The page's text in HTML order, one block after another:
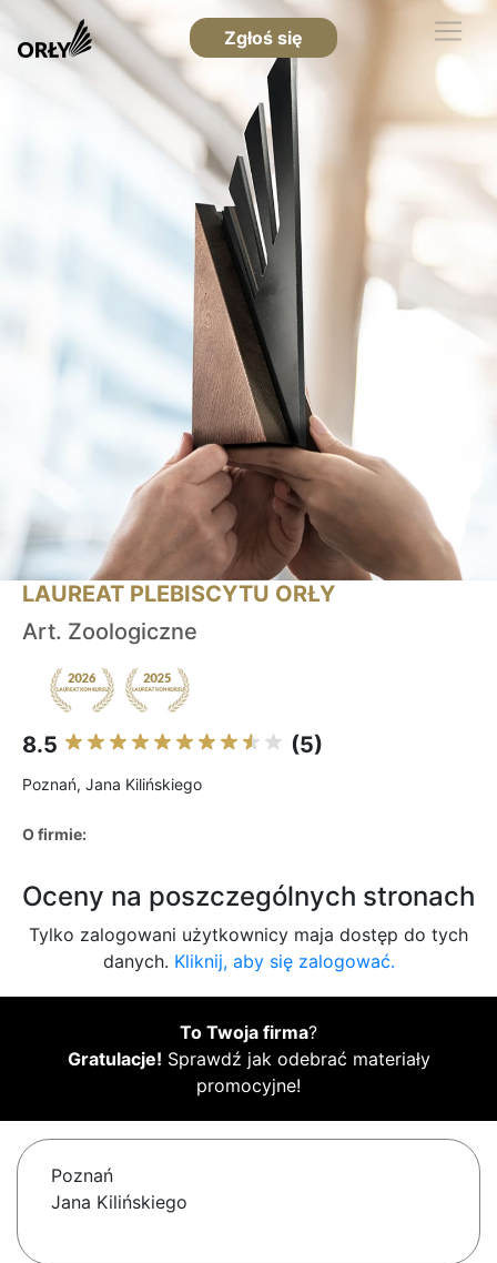
Zgłoś się
LAUREAT PLEBISCYTU ORŁY
Art. Zoologiczne
8.5 (5)
Poznań, Jana Kilińskiego
O firmie:
Oceny na poszczególnych stronach
Tylko zalogowani użytkownicy maja dostęp do tych
danych. Kliknij, aby się zalogować.
To Twoja firma?
Gratulacje! Sprawdź jak odebrać materiały
promocyjne!
Poznań
Jana Kilińskiego